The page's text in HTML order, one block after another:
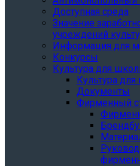
Доступная среда
Значение
учреждений
Информация для
Конкурсы
Культура для
Культура
Документы
Фирменный